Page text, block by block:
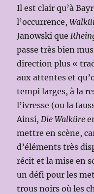
Il est clair qu’à
l’occurrence,
Janowski que
passe très bien
direction plus «
aux attentes et
tempi larges, à la
l’ivresse (ou la
Ainsi,Die Walküre
mettre en scène,
d’éléments très
récit et la mise en
un défi pour les
trous noirs où les